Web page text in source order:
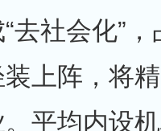
去社会化”
上阵，将
平均内设